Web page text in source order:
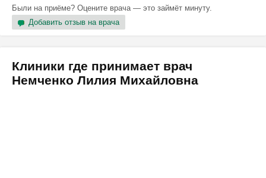
Были на приёме? Оцените врача — это займёт минуту.
Добавить отзыв на врача
Клиники где принимает врач
Немченко Лилия Михайловна